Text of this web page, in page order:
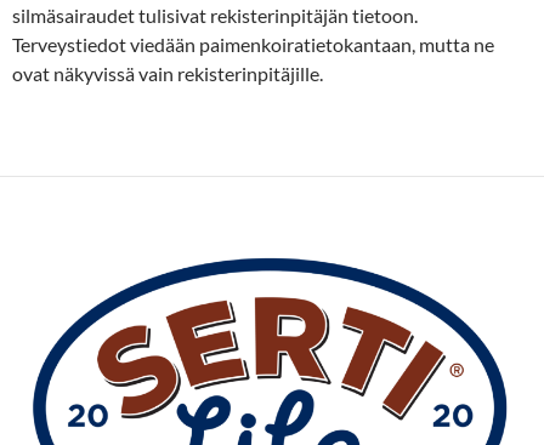
silmäsairaudet tulisivat rekisterinpitäjän tietoon.
Terveystiedot viedään paimenkoiratietokantaan, mutta ne
ovat näkyvissä vain rekisterinpitäjille.